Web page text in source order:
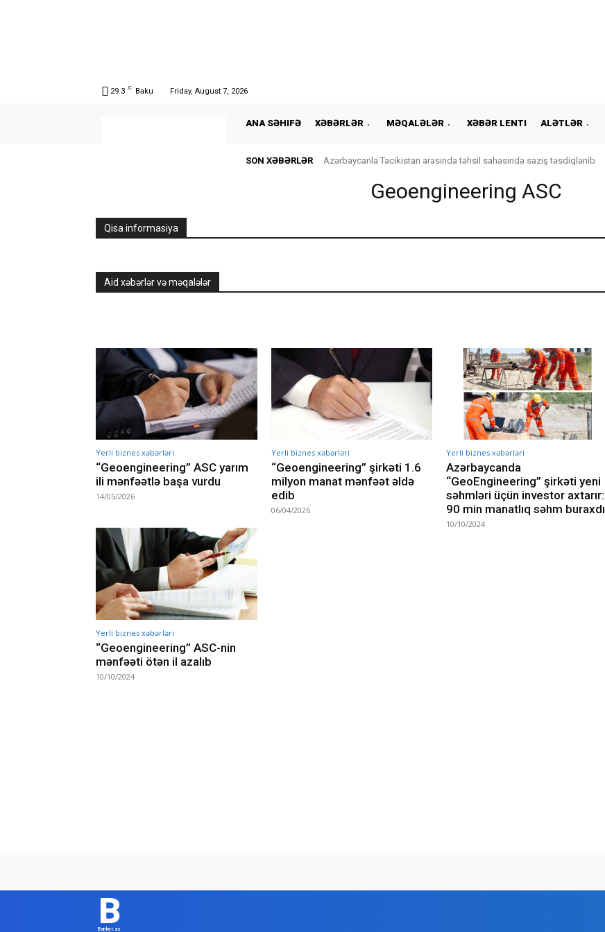
29.3 C Baku Friday, August 7, 2026
ANA SƏHIFƏ XƏBƏRLƏR MƏQALƏLƏR XƏBƏR LENTI ALƏTLƏR
SON XƏBƏRLƏR Azərbaycanla Tacikistan arasında təhsil sahəsində saziş təsdiqlənib
Geoengineering ASC
Qisa informasiya
Aid xəbərlər və məqalələr
Yerli biznes xəbərləri
“Geoengineering” ASC yarım
ili mənfəətlə başa vurdu
14/05/2026
Yerli biznes xəbərləri
“Geoengineering” şirkəti 1.6
milyon manat mənfəət əldə
edib
06/04/2026
Yerli biznes xəbərləri
Azərbaycanda
“GeoEngineering” şirkəti yeni
səhmləri üçün investor axtarır:
90 min manatlıq səhm buraxdı
10/10/2024
Yerli biznes xəbərləri
“Geoengineering” ASC-nin
mənfəəti ötən il azalıb
10/10/2024
B
Banker.az